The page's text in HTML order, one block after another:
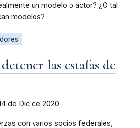
un modelo o actor? ¿O tal
modelos?
las estafas de
de Dic de 2020
con varios socios federales,